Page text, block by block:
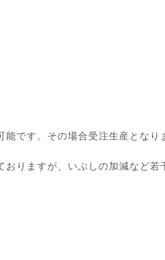
です。その場合受注生産とな
りますが、いぶしの加減など若